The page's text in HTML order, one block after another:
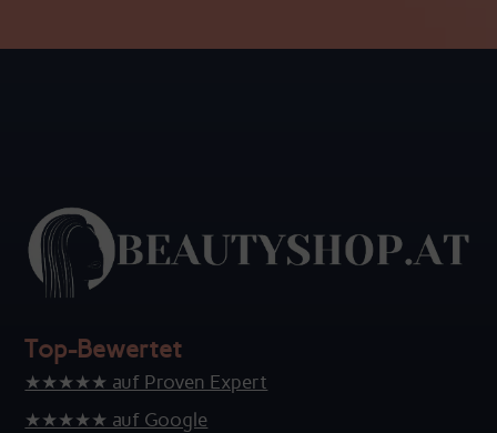
Top-Bewertet
★★★★★ auf Proven Expert
★★★★★ auf Google